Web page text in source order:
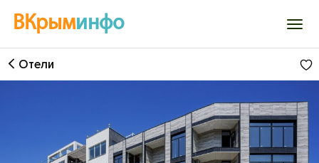
ВКрыминфо
Войти
История просмотра
Отели